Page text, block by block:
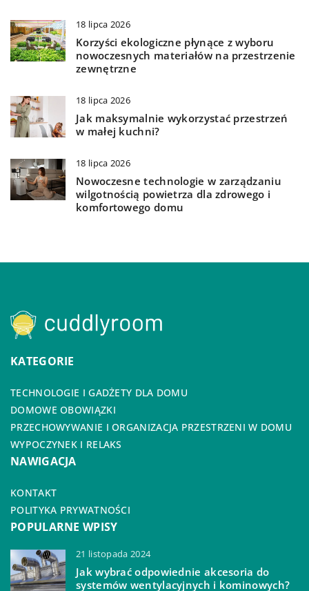
18 lipca 2026
Korzyści ekologiczne płynące z wyboru
nowoczesnych materiałów na przestrzenie
zewnętrzne
18 lipca 2026
Jak maksymalnie wykorzystać przestrzeń
w małej kuchni?
18 lipca 2026
Nowoczesne technologie w zarządzaniu
wilgotnością powietrza dla zdrowego i
komfortowego domu
KATEGORIE
TECHNOLOGIE I GADŻETY DLA DOMU
DOMOWE OBOWIĄZKI
PRZECHOWYWANIE I ORGANIZACJA PRZESTRZENI W DOMU
WYPOCZYNEK I RELAKS
NAWIGACJA
KONTAKT
POLITYKA PRYWATNOŚCI
POPULARNE WPISY
21 listopada 2024
Jak wybrać odpowiednie akcesoria do
systemów wentylacyjnych i kominowych?